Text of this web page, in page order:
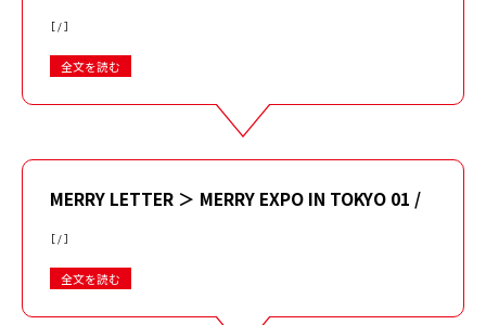
［ / ］
全文を読む
MERRY LETTER ＞ MERRY EXPO IN TOKYO 01 /
［ / ］
全文を読む